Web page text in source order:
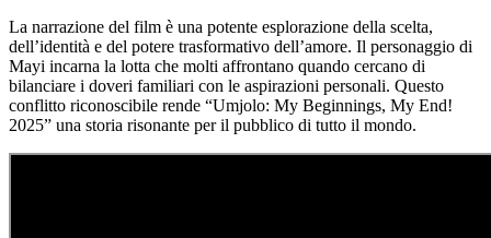
La narrazione del film è una potente esplorazione della scelta,
dell’identità e del potere trasformativo dell’amore. Il personaggio di
Mayi incarna la lotta che molti affrontano quando cercano di
bilanciare i doveri familiari con le aspirazioni personali. Questo
conflitto riconoscibile rende “Umjolo: My Beginnings, My End!
2025” una storia risonante per il pubblico di tutto il mondo.